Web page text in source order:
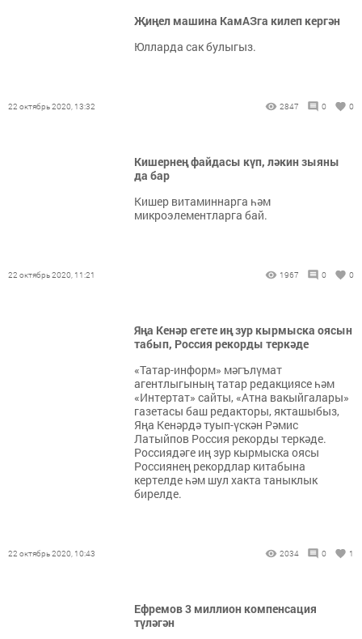
Җиңел машина КамАЗга килеп кергән
Юлларда сак булыгыз.
22 октябрь 2020, 13:32 2847 0 0
Кишернең файдасы күп, ләкин зыяны
да бар
Кишер витаминнарга һәм
микроэлементларга бай.
22 октябрь 2020, 11:21 1967 0 0
Яңа Кенәр егете иң зур кырмыска оясын
табып, Россия рекорды теркәде
«Татар-информ» мәгълүмат
агентлыгының татар редакциясе һәм
«Интертат» сайты, «Атна вакыйгалары»
газетасы баш редакторы, якташыбыз,
Яңа Кенәрдә туып-үскән Рәмис
Латыйпов Россия рекорды теркәде.
Россиядәге иң зур кырмыска оясы
Россиянең рекордлар китабына
кертелде һәм шул хакта таныклык
бирелде.
22 октябрь 2020, 10:43 2034 0 1
Ефремов 3 миллион компенсация
түләгән